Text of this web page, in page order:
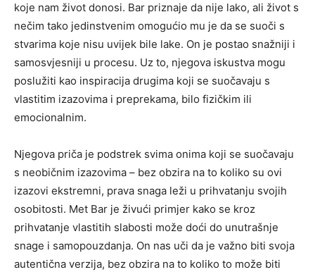
koje nam život donosi. Bar priznaje da nije lako, ali život s
nečim tako jedinstvenim omogućio mu je da se suoči s
stvarima koje nisu uvijek bile lake. On je postao snažniji i
samosvjesniji u procesu. Uz to, njegova iskustva mogu
poslužiti kao inspiracija drugima koji se suočavaju s
vlastitim izazovima i preprekama, bilo fizičkim ili
emocionalnim.
Njegova priča je podstrek svima onima koji se suočavaju
s neobičnim izazovima – bez obzira na to koliko su ovi
izazovi ekstremni, prava snaga leži u prihvatanju svojih
osobitosti. Met Bar je živući primjer kako se kroz
prihvatanje vlastitih slabosti može doći do unutrašnje
snage i samopouzdanja. On nas uči da je važno biti svoja
autentična verzija, bez obzira na to koliko to može biti